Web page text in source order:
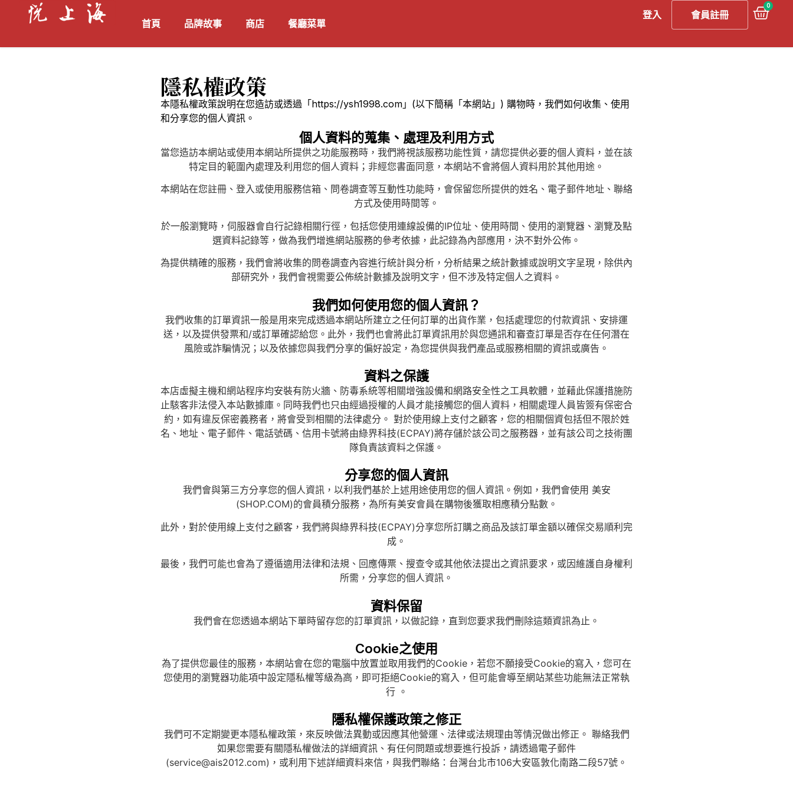
首頁 品牌故事 商店 餐廳菜單
登入 會員註冊
0
隱私權政策
本隱私權政策說明在您造訪或透過「https://ysh1998.com」(以下簡稱「本網站」) 購物時，我們如何收集、使用
和分享您的個人資訊。
個人資料的蒐集、處理及利用方式
當您造訪本網站或使用本網站所提供之功能服務時，我們將視該服務功能性質，請您提供必要的個人資料，並在該
特定目的範圍內處理及利用您的個人資料；非經您書面同意，本網站不會將個人資料用於其他用途。
本網站在您註冊、登入或使用服務信箱、問卷調查等互動性功能時，會保留您所提供的姓名、電子郵件地址、聯絡
方式及使用時間等。
於一般瀏覽時，伺服器會自行記錄相關行徑，包括您使用連線設備的IP位址、使用時間、使用的瀏覽器、瀏覽及點
選資料記錄等，做為我們增進網站服務的參考依據，此記錄為內部應用，決不對外公佈。
為提供精確的服務，我們會將收集的問卷調查內容進行統計與分析，分析結果之統計數據或說明文字呈現，除供內
部研究外，我們會視需要公佈統計數據及說明文字，但不涉及特定個人之資料。
我們如何使用您的個人資訊？
我們收集的訂單資訊一般是用來完成透過本網站所建立之任何訂單的出貨作業，包括處理您的付款資訊、安排運
送，以及提供發票和/或訂單確認給您。此外，我們也會將此訂單資訊用於與您通訊和審查訂單是否存在任何潛在
風險或詐騙情況；以及依據您與我們分享的偏好設定，為您提供與我們產品或服務相關的資訊或廣告。
資料之保護
本店虛擬主機和網站程序均安裝有防火牆、防毒系統等相關增強設備和網路安全性之工具軟體，並藉此保護措施防
止駭客非法侵入本站數據庫。同時我們也只由經過授權的人員才能接觸您的個人資料，相關處理人員皆簽有保密合
約，如有違反保密義務者，將會受到相關的法律處分。 對於使用線上支付之顧客，您的相關個資包括但不限於姓
名、地址、電子郵件、電話號碼、信用卡號將由綠界科技(ECPAY)將存儲於該公司之服務器，並有該公司之技術團
隊負責該資料之保護。
分享您的個人資訊
我們會與第三方分享您的個人資訊，以利我們基於上述用途使用您的個人資訊。例如，我們會使用 美安
(SHOP.COM)的會員積分服務，為所有美安會員在購物後獲取相應積分點數。
此外，對於使用線上支付之顧客，我們將與綠界科技(ECPAY)分享您所訂購之商品及該訂單金額以確保交易順利完
成。
最後，我們可能也會為了遵循適用法律和法規、回應傳票、搜查令或其他依法提出之資訊要求，或因維護自身權利
所需，分享您的個人資訊。
資料保留
我們會在您透過本網站下單時留存您的訂單資訊，以做記錄，直到您要求我們刪除這類資訊為止。
Cookie之使用
為了提供您最佳的服務，本網站會在您的電腦中放置並取用我們的Cookie，若您不願接受Cookie的寫入，您可在
您使用的瀏覽器功能項中設定隱私權等級為高，即可拒絕Cookie的寫入，但可能會導至網站某些功能無法正常執
行 。
隱私權保護政策之修正
我們可不定期變更本隱私權政策，來反映做法異動或因應其他營運、法律或法規理由等情況做出修正。 聯絡我們
如果您需要有關隱私權做法的詳細資訊、有任何問題或想要進行投訴，請透過電子郵件
(service@ais2012.com)，或利用下述詳細資料來信，與我們聯絡：台灣台北市106大安區敦化南路二段57號。